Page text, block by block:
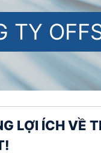
TY
LỢI ÍCH VỀ